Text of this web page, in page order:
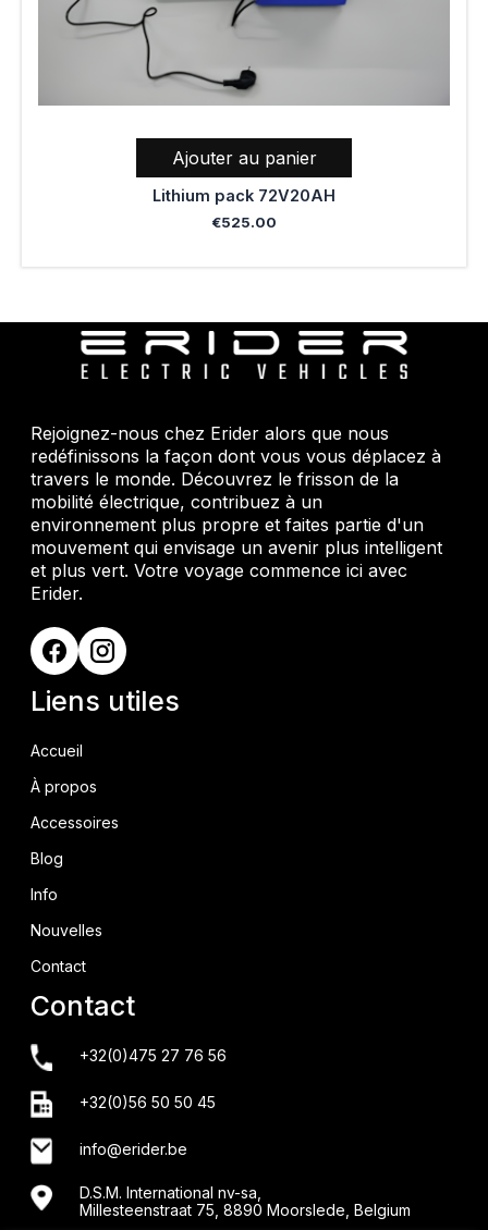
Lithium pack 72V20AH
€525.00
Ajouter au panier
Rejoignez-nous chez Erider alors que nous
redéfinissons la façon dont vous vous déplacez à
travers le monde. Découvrez le frisson de la
mobilité électrique, contribuez à un
environnement plus propre et faites partie d'un
mouvement qui envisage un avenir plus intelligent
et plus vert. Votre voyage commence ici avec
Erider.
Liens utiles
Accueil
À propos
Accessoires
Blog
Info
Nouvelles
Contact
Contact
+32(0)475 27 76 56
+32(0)56 50 50 45
info@erider.be
D.S.M. International nv-sa,
Millesteenstraat 75, 8890 Moorslede, Belgium